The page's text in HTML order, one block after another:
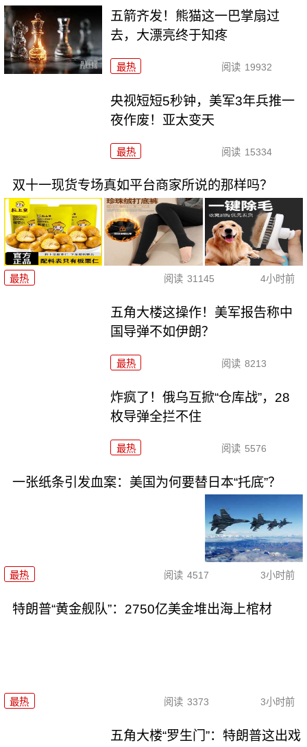
五箭齐发！熊猫这一巴掌扇过
去，大漂亮终于知疼
最热 阅读 19932
央视短短5秒钟，美军3年兵推一
夜作废！亚太变天
最热 阅读 15334
双十一现货专场真如平台商家所说的那样吗？
最热 阅读 31145 4小时前
五角大楼这操作！美军报告称中
国导弹不如伊朗？
最热 阅读 8213
炸疯了！俄乌互掀“仓库战”，28
枚导弹全拦不住
最热 阅读 5576
一张纸条引发血案：美国为何要替日本“托底”？
最热 阅读 4517 3小时前
特朗普“黄金舰队”：2750亿美金堆出海上棺材
最热 阅读 3373 3小时前
五角大楼“罗生门”：特朗普这出戏